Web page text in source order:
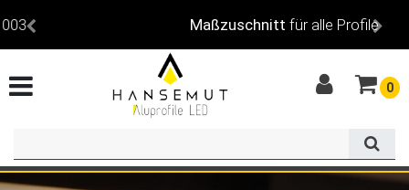
Maßzuschnittfür alle Profile
0